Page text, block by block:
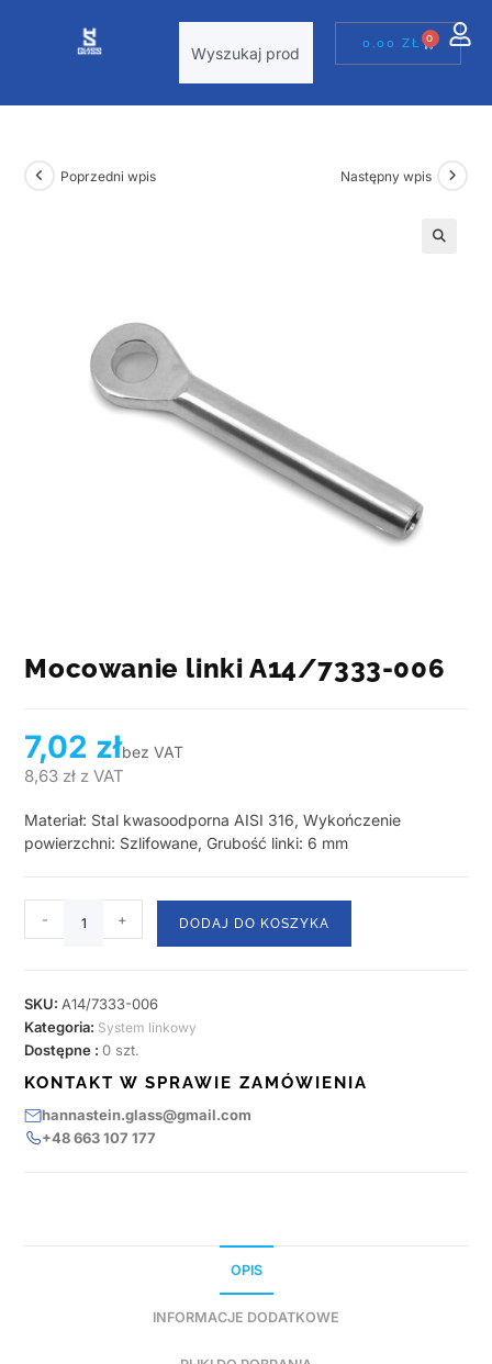
0,00ZŁ 0
Poprzedni wpis Następny wpis
Mocowanie linki A14/7333-006
7,02 złbez VAT
8,63 zł z VAT
Materiał: Stal kwasoodporna AISI 316, Wykończenie
powierzchni: Szlifowane, Grubość linki: 6 mm
- + DODAJ DO KOSZYKA
SKU: A14/7333-006
Kategoria: System linkowy
Dostępne :0 szt.
KONTAKT W SPRAWIE ZAMÓWIENIA
hannastein.glass@gmail.com
+48 663 107 177
OPIS
INFORMACJE DODATKOWE